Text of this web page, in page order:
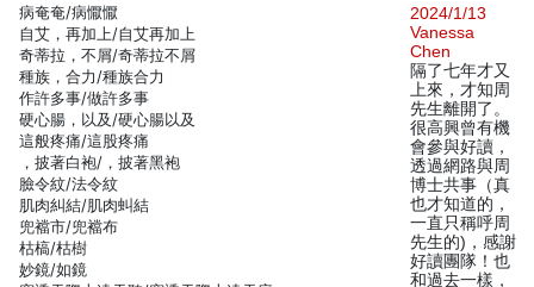
病奄奄/病懨懨
自艾，再加上/自艾再加上
奇蒂拉，不屑/奇蒂拉不屑
種族，合力/種族合力
作許多事/做許多事
硬心腸，以及/硬心腸以及
這般疼痛/這股疼痛
，披著白袍/，披著黑袍
臉令紋/法令紋
肌肉糾結/肌肉虯結
兜襠市/兜襠布
枯槁/枯樹
妙鏡/如鏡
2024/1/13
Vanessa
Chen
隔了七年才又
上來，才知周
先生離開了。
很高興曾有機
會參與好讀，
透過網路與周
博士共事（真
也才知道的，
一直只稱呼周
先生的)，感謝
好讀團隊！也
和過去一樣，